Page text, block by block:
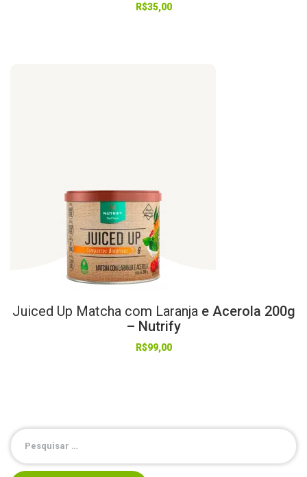
R$35,00
Juiced Up Matcha com Laranja e Acerola 200g
– Nutrify
R$99,00